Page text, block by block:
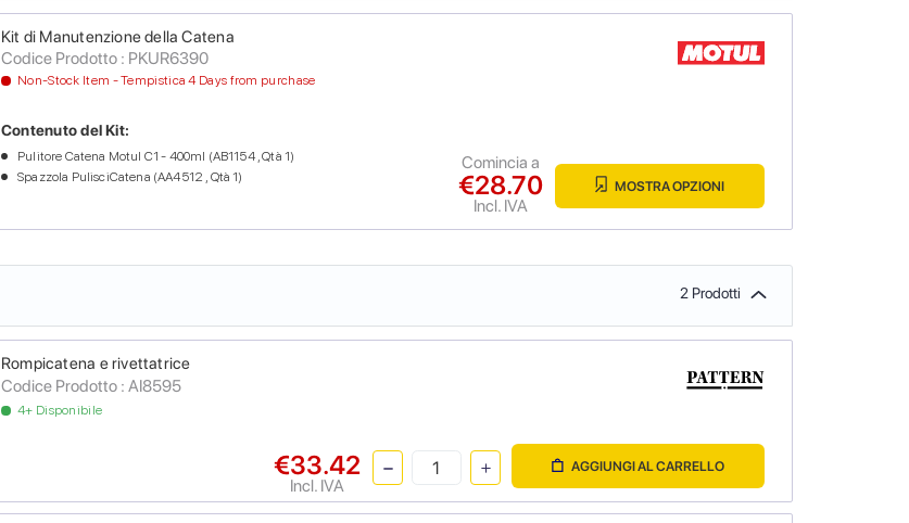
Kit di Manutenzione della Catena
Codice Prodotto : PKUR6390
Non-Stock Item - Tempistica 4 Days from purchase
Contenuto del Kit:
Pulitore Catena Motul C1 - 400ml (AB1154 , Qtà 1)
Spazzola PulisciCatena (AA4512 , Qtà 1)
€28.70
Incl. IVA
Comincia a
MOSTRA OPZIONI
2 Prodotti
Rompicatena e rivettatrice
Codice Prodotto : AI8595
4+ Disponibile
€33.42
Incl. IVA
AGGIUNGI AL CARRELLO